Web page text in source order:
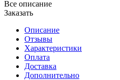
Все описание
Заказать
Описание
Отзывы
Характеристики
Оплата
Доставка
Дополнительно